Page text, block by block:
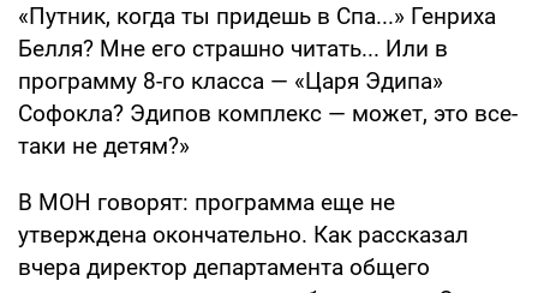
«Путник, когда ты придешь в Спа...» Генриха
Белля? Мне его страшно читать... Или в
программу 8-го класса — «Царя Эдипа»
Софокла? Эдипов комплекс — может, это все-
таки не детям?»
В МОН говорят: программа еще не
утверждена окончательно. Как рассказал
вчера директор департамента общего